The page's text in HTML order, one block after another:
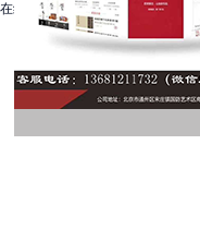
在线客服系统